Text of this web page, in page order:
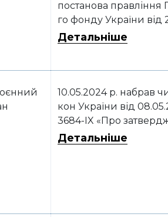
постанова правління
го фонду України від
4 р. № 7-1
Детальніше
10.05.2024 р. набрав
кон України від
3684-IX «Про
зу Президента
Детальніше